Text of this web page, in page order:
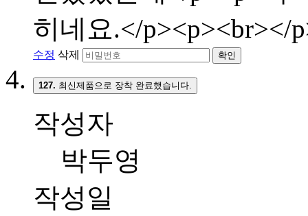
히네요.</p><p><br></
수정 삭제 확인
127. 최신제품으로 장착 완료했습니다.
작성자
박두영
작성일